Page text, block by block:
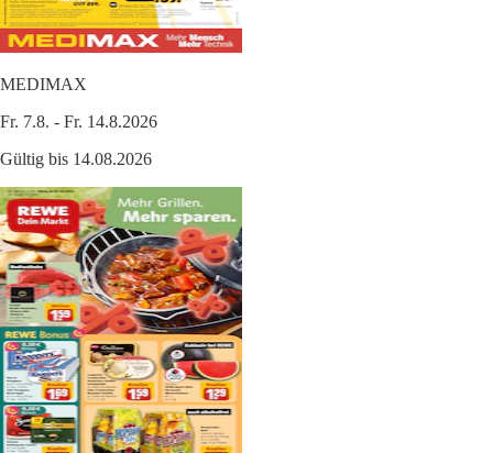
MEDIMAX
Fr. 7.8. - Fr. 14.8.2026
Gültig bis 14.08.2026